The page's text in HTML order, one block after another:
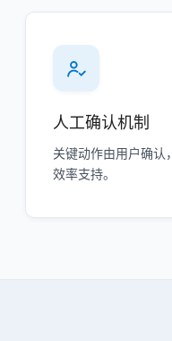
人工确认机制
关键动作由用户确认
效率支持。